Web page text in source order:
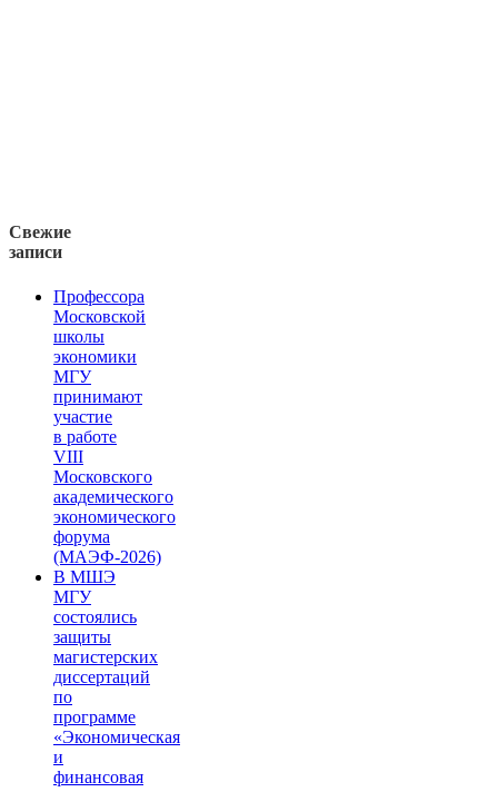
Свежие
записи
Профессора
Московской
школы
экономики
МГУ
принимают
участие
в работе
VIII
Московского
академического
экономического
форума
(МАЭФ-2026)
В МШЭ
МГУ
состоялись
защиты
магистерских
диссертаций
по
программе
«Экономическая
и
финансовая